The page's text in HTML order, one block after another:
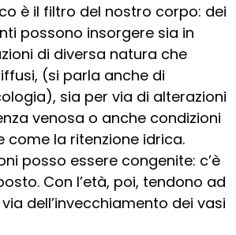
è il filtro del nostro corpo: dei
possono insorgere sia in
di diversa natura che
(si parla anche di
sia per via di alterazioni
venosa o anche condizioni
come la ritenzione idrica.
posso essere congenite: c’è
Con l’età, poi, tendono ad
dell’invecchiamento dei vasi